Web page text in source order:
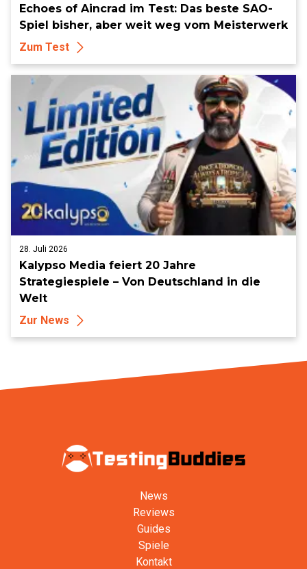
Echoes of Aincrad im Test: Das beste SAO-
Spiel bisher, aber weit weg vom Meisterwerk
Zum Test
28. Juli 2026
Kalypso Media feiert 20 Jahre
Strategiespiele – Von Deutschland in die
Welt
Zur News
News
Reviews
Guides
Spiele
Kontakt